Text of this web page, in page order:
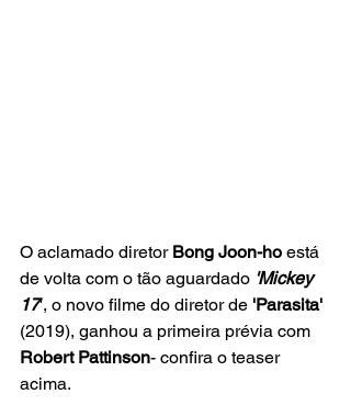
O aclamado diretor Bong Joon-ho está
de volta com o tão aguardado 'Mickey
17', o novo filme do diretor de 'Parasita'
(2019), ganhou a primeira prévia com
Robert Pattinson- confira o teaser
acima.